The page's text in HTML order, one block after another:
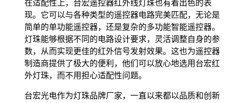
在适配性上，台宏遥控器红外线灯珠也有着出色的表
现。它可以与各种类型的遥控器电路完美匹配，无论是
简单的单功能遥控器，还是复杂的多功能智能遥控器。
灯珠能够根据不同的电路设计要求，灵活调整自身的参
数，从而实现更佳的红外信号发射效果。这也为遥控器
制造商提供了极大的便利，他们可以放心地选用台宏红
外灯珠，而不用担心适配性问题。
台宏光电作为灯珠品牌厂家，一直以来都以品质和创新